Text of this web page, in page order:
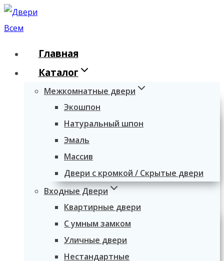
Перейти
к
Главная
Каталог
Межкомнатные двери
Экошпон
Натуральный шпон
Эмаль
Массив
Двери с кромкой / Скрытые двери
Входные Двери
Квартирные двери
С умным замком
Уличные двери
Нестандартные